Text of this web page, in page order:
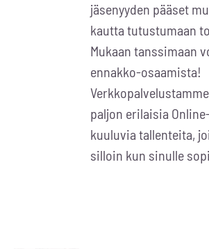
jäsenyyden pääset
kautta tutustumaan
Mukaan tanssimaan
ennakko-osaamista!
paljon erilaisia
kuuluvia tallenteita,
silloin kun sinulle